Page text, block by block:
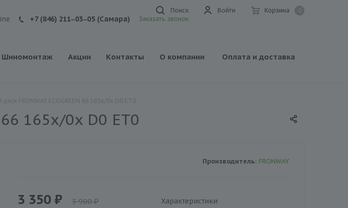
Корзина
Войти
Поиск
+7 (846) 211‒03‒05 (Самара) Заказать звонок
Шиномонтаж Акции Контакты О компании Оплата и доставка
66 165x/0x D0 ET0
Производитель: FRONWAY
3 350 ₽ 3 900 ₽ Характеристики